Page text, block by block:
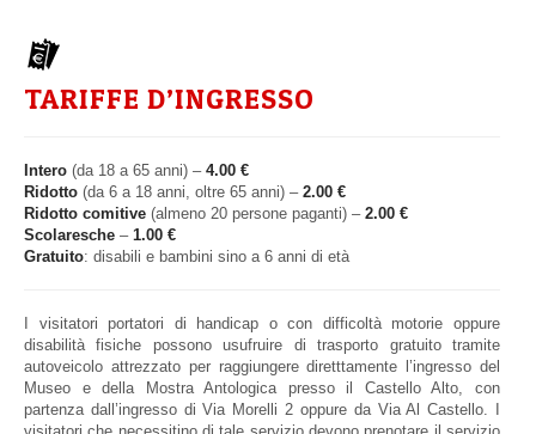
TARIFFE D’INGRESSO
Intero (da 18 a 65 anni) – 4.00 €
Ridotto (da 6 a 18 anni, oltre 65 anni) – 2.00 €
Ridotto comitive (almeno 20 persone paganti) – 2.00 €
Scolaresche – 1.00 €
Gratuito: disabili e bambini sino a 6 anni di età
I visitatori portatori di handicap o con difficoltà motorie oppure
disabilità fisiche possono usufruire di trasporto gratuito tramite
autoveicolo attrezzato per raggiungere diretttamente l’ingresso del
Museo e della Mostra Antologica presso il Castello Alto, con
partenza dall’ingresso di Via Morelli 2 oppure da Via Al Castello. I